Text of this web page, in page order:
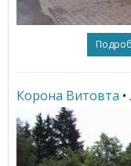
Корона Витовта